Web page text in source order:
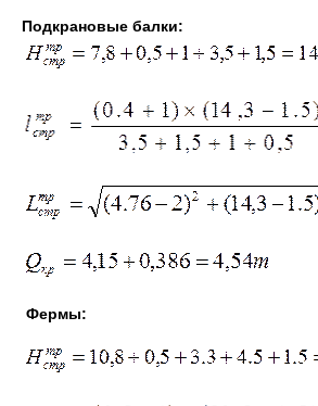
Подкрановые балки:
Фермы: